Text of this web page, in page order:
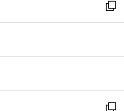
く
で
開
ド
ウ
開
ィ
ン
ウ
開
く
い
ウ
ン
ウ
で
新
し
ウ
ン
ド